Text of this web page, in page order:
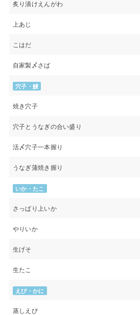
炙り漬けえんがわ
上あじ
こはだ
自家製〆さば
穴子・鰻
焼き穴子
穴子とうなぎの合い盛り
活〆穴子一本握り
うなぎ蒲焼き握り
いか・たこ
さっぱり上いか
やりいか
生げそ
生たこ
えび・かに
蒸しえび